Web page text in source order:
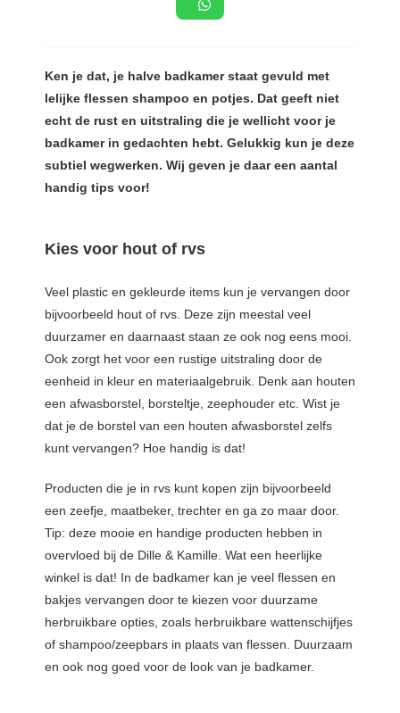
Ken je dat, je halve badkamer staat gevuld met
lelijke flessen shampoo en potjes. Dat geeft niet
echt de rust en uitstraling die je wellicht voor je
badkamer in gedachten hebt. Gelukkig kun je deze
subtiel wegwerken. Wij geven je daar een aantal
handig tips voor!
Kies voor hout of rvs
Veel plastic en gekleurde items kun je vervangen door
bijvoorbeeld hout of rvs. Deze zijn meestal veel
duurzamer en daarnaast staan ze ook nog eens mooi.
Ook zorgt het voor een rustige uitstraling door de
eenheid in kleur en materiaalgebruik. Denk aan houten
een afwasborstel, borsteltje, zeephouder etc. Wist je
dat je de borstel van een houten afwasborstel zelfs
kunt vervangen? Hoe handig is dat!
Producten die je in rvs kunt kopen zijn bijvoorbeeld
een zeefje, maatbeker, trechter en ga zo maar door.
Tip: deze mooie en handige producten hebben in
overvloed bij de Dille & Kamille. Wat een heerlijke
winkel is dat! In de badkamer kan je veel flessen en
bakjes vervangen door te kiezen voor duurzame
herbruikbare opties, zoals herbruikbare wattenschijfjes
of shampoo/zeepbars in plaats van flessen. Duurzaam
en ook nog goed voor de look van je badkamer.